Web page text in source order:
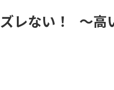
ズレない！ ～高